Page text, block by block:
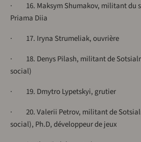
· 16. Maksym Shumakov, militant du
Priama Diia
· 17. Iryna Strumeliak, ouvrière
· 18. Denys Pilash, militant de
social)
· 19. Dmytro Lypetskyi, grutier
· 20. Valerii Petrov, militant de
social), Ph.D, développeur de jeux